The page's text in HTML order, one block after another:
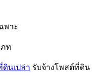
พาะ
ภท
ดินเปล่า รับจ้างโพสต์ที่ดิน